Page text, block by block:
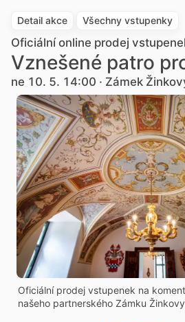
Detail akce Všechny vstupenky
Oficiální online prodej
Vznešené patro
ne 10. 5. 14:00 · Zámek
Oficiální prodej vstupenek na
našeho partnerského Zámku